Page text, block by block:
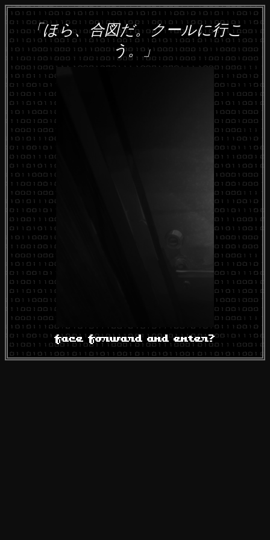
「ほら、合図だ。クールに行こ
う。」
face forward and enter?